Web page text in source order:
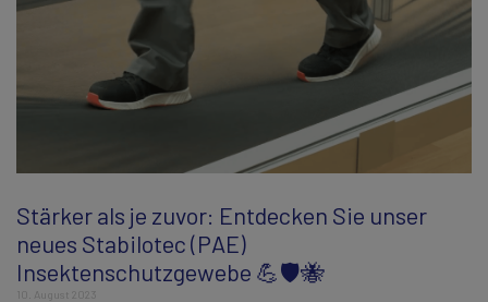
Stärker als je zuvor: Entdecken Sie unser
neues Stabilotec (PAE)
Insektenschutzgewebe 💪🛡️🐝
10. August 2023